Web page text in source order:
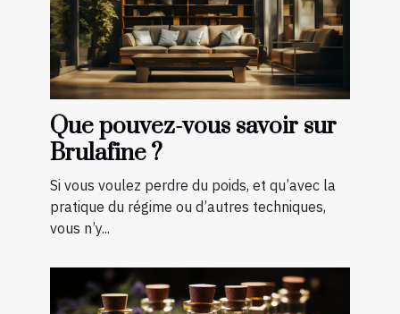
Que pouvez-vous savoir sur
Brulafine ?
Si vous voulez perdre du poids, et qu’avec la
pratique du régime ou d’autres techniques,
vous n’y...